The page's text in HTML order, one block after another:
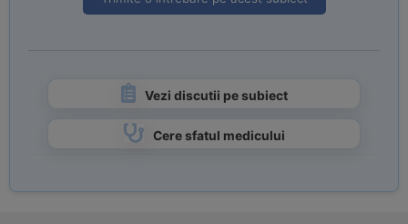
Vezi discutii pe subiect
Cere sfatul medicului